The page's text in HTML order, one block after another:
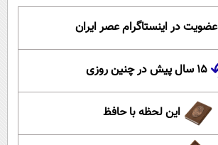
عضویت در اینستاگرام عصر ایران
۱۵ سال پیش در چنین روزی
این لحظه با حافظ